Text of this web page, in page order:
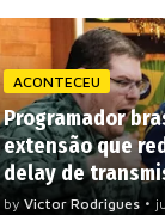
ACONTECEU
Programador
extensão que
delay de
veja como usar
by Victor Rodrigues •